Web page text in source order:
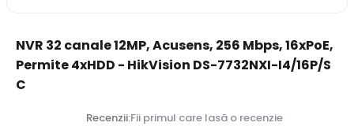
NVR 32 canale 12MP, Acusens, 256 Mbps, 16xPoE,
Permite 4xHDD - HikVision DS-7732NXI-I4/16P/S
C
Recenzii:Fii primul care lasă o recenzie